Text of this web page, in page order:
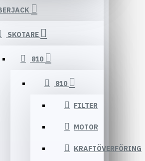
SKOTARE
810
810
FILTER
MOTOR
KRAFTÖVERFÖRING